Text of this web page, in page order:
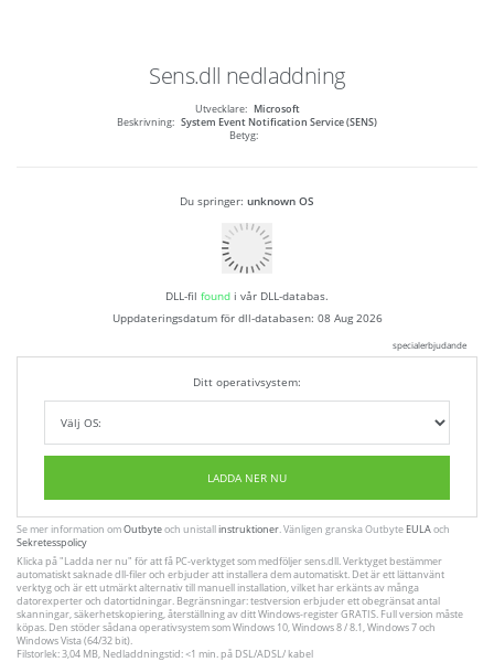
Sens.dll nedladdning
Utvecklare: Microsoft
Beskrivning: System Event Notification Service (SENS)
Betyg:
Du springer: unknown OS
DLL-fil found i vår DLL-databas.
Uppdateringsdatum för dll-databasen: 08 Aug 2026
specialerbjudande
Ditt operativsystem:
LADDA NER NU
Se mer information omOutbyteoch unistallinstruktioner. Vänligen granska Outbyte EULAoch
Sekretesspolicy
Klicka på"Ladda ner nu" för att få PC-verktyget som medföljer sens.dll. Verktyget bestämmer
automatiskt saknade dll-filer och erbjuder att installera dem automatiskt. Det är ett lättanvänt
verktyg och är ett utmärkt alternativ till manuell installation, vilket har erkänts av många
datorexperter och datortidningar. Begränsningar: testversion erbjuder ett obegränsat antal
skanningar, säkerhetskopiering, återställning av ditt Windows-register GRATIS. Full version måste
köpas. Den stöder sådana operativsystem som Windows 10, Windows 8 / 8.1, Windows 7 och
Windows Vista (64/32 bit).
Filstorlek: 3,04 MB, Nedladdningstid: <1 min. på DSL/ADSL/ kabel